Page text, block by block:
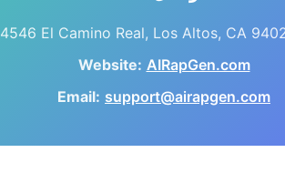
4546 El Camino Real, Los Altos, CA
Website: AIRapGen.com
Email: support@airapgen.com